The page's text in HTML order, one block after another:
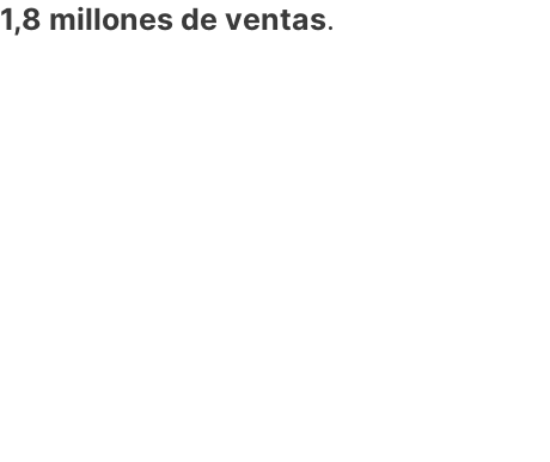
1,8 millones de ventas.